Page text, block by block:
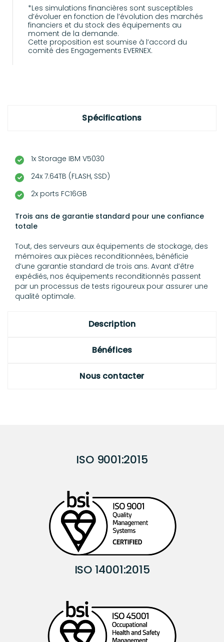
*Les simulations financières sont susceptibles
d’évoluer en fonction de l’évolution des marchés
financiers et du stock des équipements au
moment de la demande.
Cette proposition est soumise à l’accord du
comité des Engagements EVERNEX.
Spécifications
1x Storage IBM V5030
24x 7.64TB (FLASH, SSD)
2x ports FC16GB
Trois ans de garantie standard pour une confiance
totale
Tout, des serveurs aux équipements de stockage, des
mémoires aux pièces reconditionnées, bénéficie
d’une garantie standard de trois ans. Avant d’être
expédiés, nos équipements reconditionnés passent
par un processus de tests rigoureux pour assurer une
qualité optimale.
Description
Bénéfices
Nous contacter
ISO 9001:2015
ISO 14001:2015